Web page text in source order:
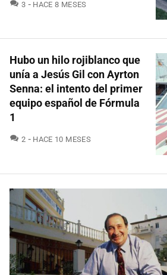
3 COMENTARIOS
HACE 8 MESES
Hubo un hilo rojiblanco que
unía a Jesús Gil con Ayrton
Senna: el intento del primer
equipo español de Fórmula
1
2 COMENTARIOS
HACE 10 MESES